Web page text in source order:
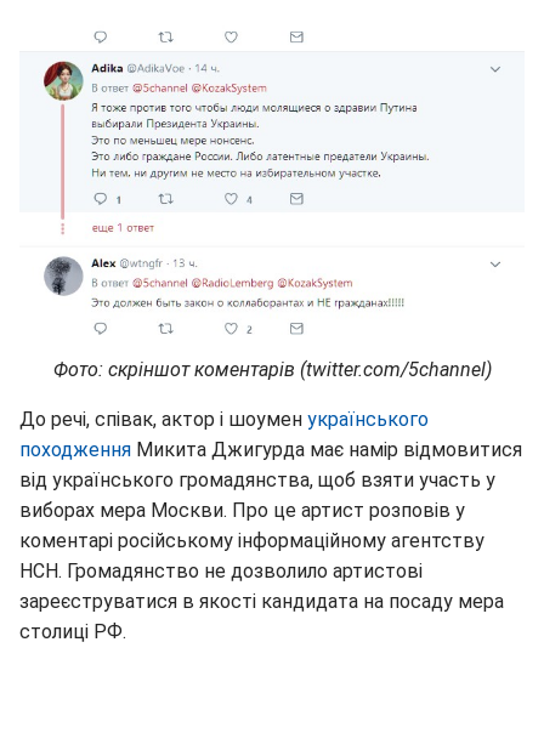
Фото: скріншот коментарів (twitter.com/5channel)
До речі, співак, актор і шоумен українського
походження Микита Джигурда має намір відмовитися
від українського громадянства, щоб взяти участь у
виборах мера Москви. Про це артист розповів у
коментарі російському інформаційному агентству
НСН. Громадянство не дозволило артистові
зареєструватися в якості кандидата на посаду мера
столиці РФ.